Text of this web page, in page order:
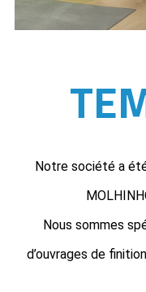
Notre société a
Nous sommes
d’ouvrages de